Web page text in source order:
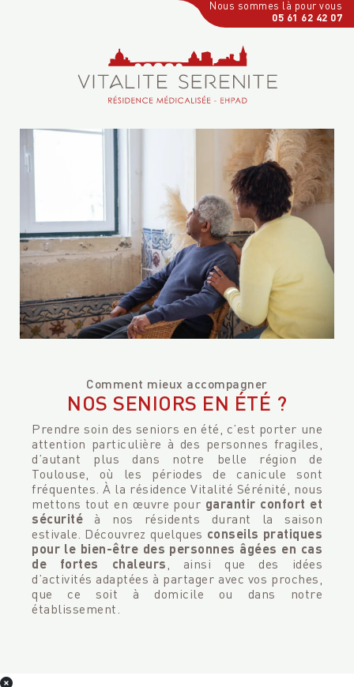
Nous sommes là pour vous
05 61 62 42 07
Comment mieux accompagner
NOS SENIORS EN ÉTÉ ?
Prendre soin des seniors en été, c’est porter une
attention particulière à des personnes fragiles,
d’autant plus dans notre belle région de
Toulouse, où les périodes de canicule sont
fréquentes. À la résidence Vitalité Sérénité, nous
mettons tout en œuvre pour garantir confort et
sécurité à nos résidents durant la saison
estivale. Découvrez quelques conseils pratiques
pour le bien-être des personnes âgées en cas
de fortes chaleurs , ainsi que des idées
d’activités adaptées à partager avec vos proches,
que ce soit à domicile ou dans notre
établissement.